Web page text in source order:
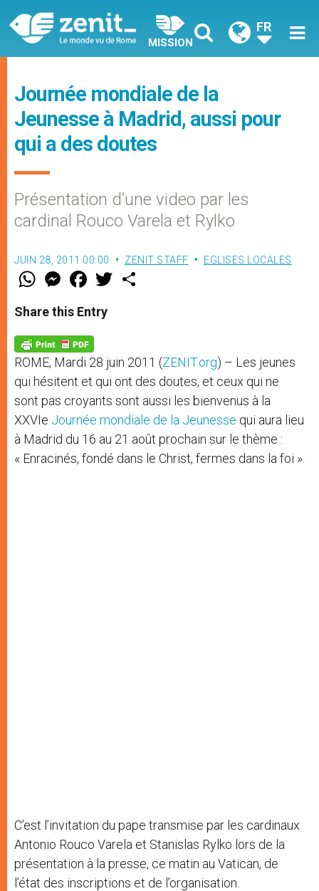
MISSION
FR
Journée mondiale de la
Jeunesse à Madrid, aussi pour
qui a des doutes
Présentation d’une video par les
cardinal Rouco Varela et Rylko
JUIN 28, 2011 00:00 ZENIT STAFF EGLISES LOCALES
W
t
s
p
p
M
e
s
e
g
e
r
F
a
e
b
o
k
w
Share this Entry
ROME, Mardi 28 juin 2011 (ZENIT.org) – Les jeunes
qui hésitent et qui ont des doutes, et ceux qui ne
sont pas croyants sont aussi les bienvenus à la
XXVIe Journée mondiale de la Jeunesse qui aura lieu
à Madrid du 16 au 21 août prochain sur le thème :
« Enracinés, fondé dans le Christ, fermes dans la foi ».
C’est l’invitation du pape transmise par les cardinaux
Antonio Rouco Varela et Stanislas Rylko lors de la
présentation à la presse, ce matin au Vatican, de
l’état des inscriptions et de l’organisation.